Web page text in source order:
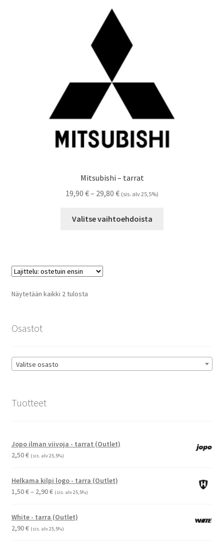
Mitsubishi – tarrat
19,90 €– 29,80 €Hintaluokka:
-
(sis. alv 25,5%)
Valitse vaihtoehdoista
Näytetään kaikki 2 tulostaSuosituimmat
Osastot
Valitse osasto
Tuotteet
Jopo ilman viivoja - tarrat (Outlet)
2,50€ (sis. alv 25,5%)
Helkama kilpi logo - tarra (Outlet)
1,50€– 2,90€Hintaluokka:
-
2,90 €
(sis. alv 25,5%)
White - tarra (Outlet)
2,90€ (sis. alv 25,5%)